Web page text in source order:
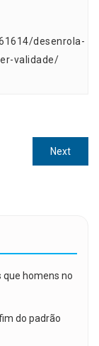
desenrola-
validade/
NextNext
post:
homens no
do padrão